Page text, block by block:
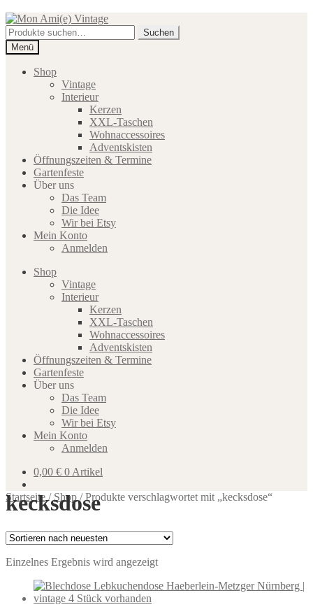
Zur
Navigation
springen
Zum
Inhalt
springen
Suche
nach:
Suchen
Menü
Shop
Vintage
Interieur
Kerzen
XXL-Taschen
Wohnaccessoires
Adventskisten
Öffnungszeiten & Termine
Gartenfeste
Über uns
Das Team
Die Idee
Wir bei Etsy
Mein Konto
Anmelden
Shop
Vintage
Interieur
Kerzen
XXL-Taschen
Wohnaccessoires
Adventskisten
Öffnungszeiten & Termine
Gartenfeste
Über uns
Das Team
Die Idee
Wir bei Etsy
Mein Konto
Anmelden
0,00 € 0 Artikel
Startseite / Shop /Produkte verschlagwortet mit „kecksdose“
kecksdose
Einzelnes Ergebnis wird angezeigt